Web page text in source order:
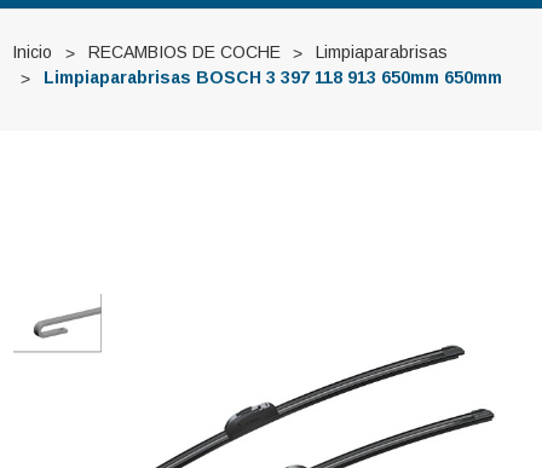
Inicio RECAMBIOS DE COCHE
Limpiaparabrisas
Limpiaparabrisas BOSCH 3 397 118 913 650mm 650mm